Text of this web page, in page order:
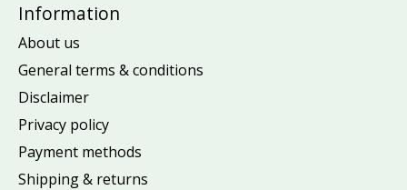
Information
About us
General terms & conditions
Disclaimer
Privacy policy
Payment methods
Shipping & returns